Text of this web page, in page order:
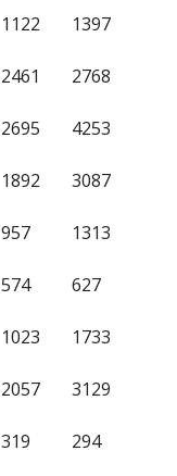
1122 1397
2461 2768
2695 4253
1892 3087
957 1313
574 627
1023 1733
2057 3129
319 294